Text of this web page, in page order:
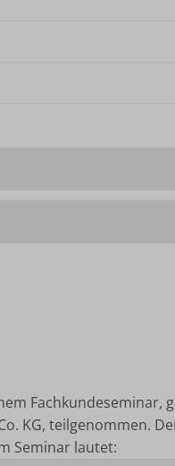
Fachkundeseminar,
KG, teilgenommen.
Seminar lautet: